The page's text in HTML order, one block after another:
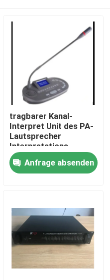
tragbarer Kanal-
Interpret Unit des PA-
Lautsprecher
Interpretations-
System-12
Anfrage absenden